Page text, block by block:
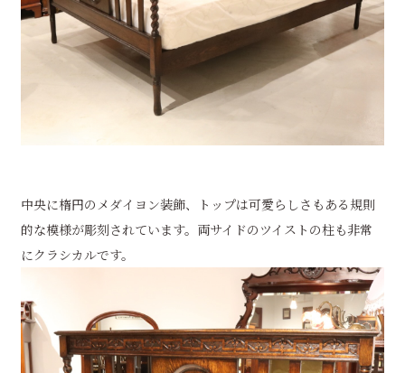
中央に楕円のメダイヨン装飾、トップは可愛らしさもある規則
的な模様が彫刻されています。両サイドのツイストの柱も非常
にクラシカルです。